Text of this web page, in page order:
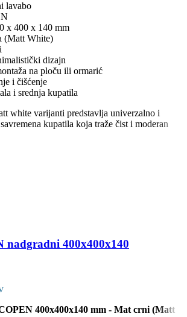
lavabo
x 400 x 140 mm
(Matt White)
dizajn
na ploču ili ormarić
i čišćenje
i srednja kupatila
white varijanti predstavlja univerzalno i
kupatila koja traže čist i moderan
nadgradni 400x400x140
400x400x140 mm - Mat crni (Matt